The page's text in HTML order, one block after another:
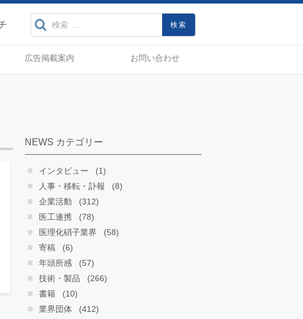
界動向、製品・技術をいち
検索:
広告掲載案内 お問い合わせ
NEWS カテゴリー
インタビュー
(1)
人事・移転・訃報
(8)
企業活動
(312)
医工連携
(78)
医理化硝子業界
(58)
寄稿
(6)
年頭所感
(57)
技術・製品
(266)
書籍
(10)
業界団体
(412)